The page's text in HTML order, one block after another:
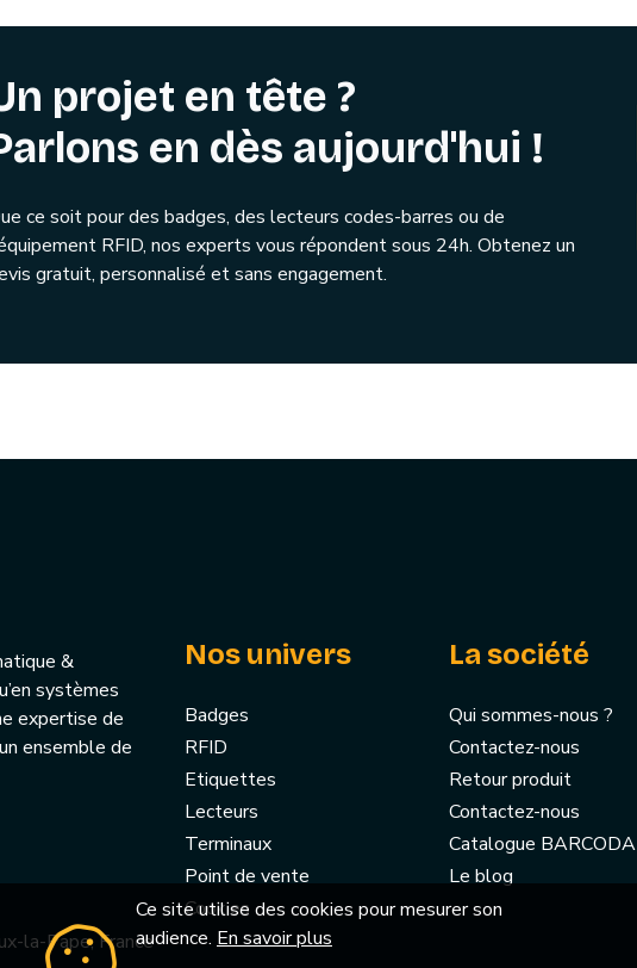
projet en tête ?
en dès aujourd'hui !
ce soit pour des badges, des lecteurs codes-barres ou de
RFID, nos experts vous répondent sous 24h. Obtenez un
gratuit, personnalisé et sans engagement.
&
systèmes
expertise de
ensemble de
la-Pape, France
Nos univers
Badges
RFID
Etiquettes
Lecteurs
Terminaux
Point de vente
Cookies
La société
Qui sommes-nous ?
Contactez-nous
Retour produit
Contactez-nous
Catalogue BARCODA
Le blog
Ce site utilise des cookies pour mesurer son
audience. En savoir plus